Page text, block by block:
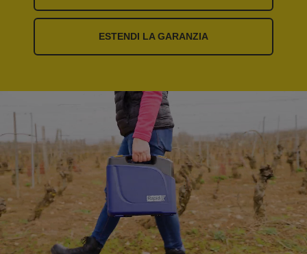
ESTENDI LA GARANZIA